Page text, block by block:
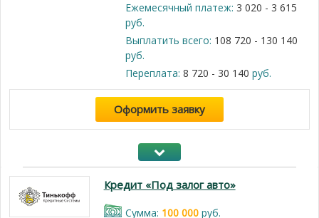
Ежемесячный платеж: 3 020 - 3 615
руб.
Выплатить всего: 108 720 - 130 140
руб.
Переплата: 8 720 - 30 140 руб.
Оформить заявку
Кредит «Под залог авто»
Cумма: 100 000руб.